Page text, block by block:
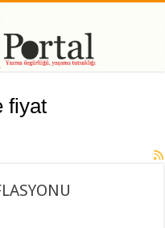
fiyat